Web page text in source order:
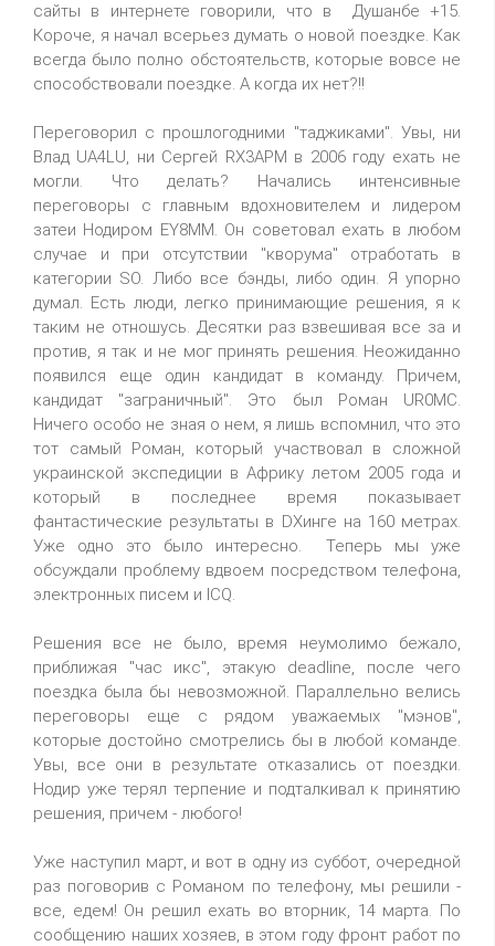
сайты в интернете говорили, что в Душанбе +15.
Короче, я начал всерьез думать о новой поездке. Как
всегда было полно обстоятельств, которые вовсе не
способствовали поездке. А когда их нет?!!
Переговорил с прошлогодними "таджиками". Увы, ни
Влад UA4LU, ни Сергей RX3APM в 2006 году ехать не
могли. Что делать? Начались интенсивные
переговоры с главным вдохновителем и лидером
затеи Нодиром EY8MM. Он советовал ехать в любом
случае и при отсутствии "кворума" отработать в
категории SO. Либо все бэнды, либо один. Я упорно
думал. Есть люди, легко принимающие решения, я к
таким не отношусь. Десятки раз взвешивая все за и
против, я так и не мог принять решения. Неожиданно
появился еще один кандидат в команду. Причем,
кандидат "заграничный". Это был Роман UR0MC.
Ничего особо не зная о нем, я лишь вспомнил, что это
тот самый Роман, который участвовал в сложной
украинской экспедиции в Африку летом 2005 года и
который в последнее время показывает
фантастические результаты в DXинге на 160 метрах.
Уже одно это было интересно. Теперь мы уже
обсуждали проблему вдвоем посредством телефона,
электронных писем и ICQ.
Решения все не было, время неумолимо бежало,
приближая "час икс", этакую deadline, после чего
поездка была бы невозможной. Параллельно велись
переговоры еще с рядом уважаемых "мэнов",
которые достойно смотрелись бы в любой команде.
Увы, все они в результате отказались от поездки.
Нодир уже терял терпение и подталкивал к принятию
решения, причем - любого!
Уже наступил март, и вот в одну из суббот, очередной
раз поговорив с Романом по телефону, мы решили -
все, едем! Он решил ехать во вторник, 14 марта. По
сообщению наших хозяев, в этом году фронт работ по